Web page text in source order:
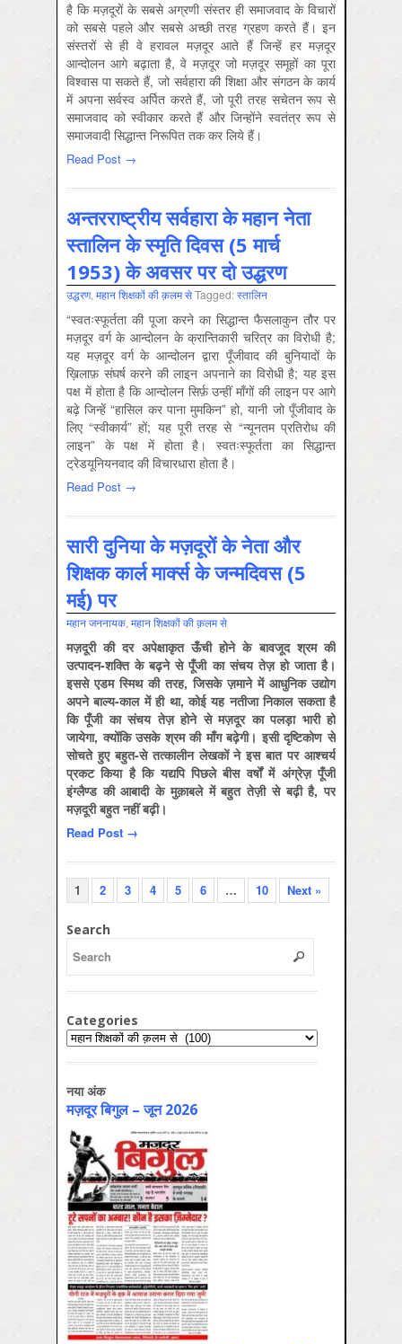
है कि मज़दूरों के सबसे अग्रणी संस्तर ही समाजवाद के विचारों
को सबसे पहले और सबसे अच्छी तरह ग्रहण करते हैं। इन
संस्तरों से ही वे हरावल मज़दूर आते हैं जिन्हें हर मज़दूर
आन्दोलन आगे बढ़ाता है, वे मज़दूर जो मज़दूर समूहों का पूरा
विश्वास पा सकते हैं, जो सर्वहारा की शिक्षा और संगठन के कार्य
में अपना सर्वस्व अर्पित करते हैं, जो पूरी तरह सचेतन रूप से
समाजवाद को स्वीकार करते हैं और जिन्होंने स्वतंत्र रूप से
समाजवादी सिद्धान्त निरूपित तक कर लिये हैं।
Read Post →
अन्तरराष्ट्रीय सर्वहारा के महान नेता
स्तालिन के स्मृति दिवस (5 मार्च
1953) के अवसर पर दो उद्धरण
उद्धरण, महान शिक्षकों की क़लम सेTagged:स्‍तालिन
“स्वतःस्फूर्तता की पूजा करने का सिद्धान्त फैसलाकुन तौर पर
मज़दूर वर्ग के आन्दोलन के क्रान्तिकारी चरित्र का विरोधी है;
यह मज़दूर वर्ग के आन्दोलन द्वारा पूँजीवाद की बुनियादों के
ख़िलाफ़ संघर्ष करने की लाइन अपनाने का विरोधी है; यह इस
पक्ष में होता है कि आन्दोलन सिर्फ़ उन्हीं माँगों की लाइन पर आगे
बढ़े जिन्हें “हासिल कर पाना मुमकिन” हो, यानी जो पूँजीवाद के
लिए “स्वीकार्य” हों; यह पूरी तरह से “न्यूनतम प्रतिरोध की
लाइन” के पक्ष में होता है। स्वतःस्फूर्तता का सिद्धान्त
ट्रेडयूनियनवाद की विचारधारा होता है।
Read Post →
सारी दुनिया के मज़दूरों के नेता और
शिक्षक कार्ल मार्क्स के जन्मदिवस (5
मई) पर
महान जननायक, महान शिक्षकों की क़लम से
मज़दूरी की दर अपेक्षाकृत ऊँची होने के बावजूद श्रम की
उत्पादन-शक्ति के बढ़ने से पूँजी का संचय तेज़ हो जाता है।
इससे एडम स्मिथ की तरह, जिसके ज़माने में आधुनिक उद्योग
अपने बाल्य-काल में ही था, कोई यह नतीजा निकाल सकता है
कि पूँजी का संचय तेज़ होने से मज़दूर का पलड़ा भारी हो
जायेगा, क्योंकि उसके श्रम की माँग बढ़ेगी। इसी दृष्टिकोण से
सोचते हुए बहुत-से तत्कालीन लेखकों ने इस बात पर आश्चर्य
प्रकट किया है कि यद्यपि पिछले बीस वर्षों में अंग्रेज़ पूँजी
इंग्लैण्ड की आबादी के मुक़ाबले में बहुत तेज़ी से बढ़ी है, पर
मज़दूरी बहुत नहीं बढ़ी।
Read Post →
1 2 3 4 5 6 … 10 Next »
Search
Categories
Categories
नया अंक
मज़दूर बिगुल – जून 2026